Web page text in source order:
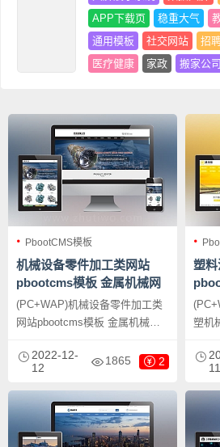
APP下载页
稳重大气
通用模板
社交网站 招
医疗健康
家政 搬家公司
PbootCMS模板
机械设备零件加工类网站
pbootcms模板 金属机械网
站源码下载
(PC+WAP)机械设备零件加工类
网站pbootcms模板 金属机械网
发的网站模板，该模板适用于机
械设备网站、金属机械网站等企
业，当然其他行业也可以做，只
需要把文字图片换成其他行业的
即可；
2022-12-
12
1865 2
塑
塑机
站模
网
业，
需
即可
11